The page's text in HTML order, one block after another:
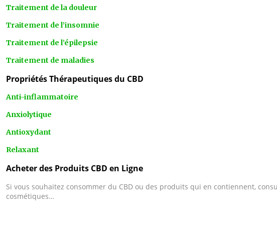
Traitement de la douleur
Traitement de l’insomnie
Traitement de l’épilepsie
Traitement de maladies
Propriétés Thérapeutiques du CBD
Anti-inflammatoire
Anxiolytique
Antioxydant
Relaxant
Acheter des Produits CBD en Ligne
Si vous souhaitez consommer du CBD ou des produits qui en contiennent,
cosmétiques…